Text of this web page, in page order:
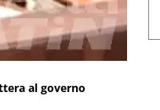
al governo